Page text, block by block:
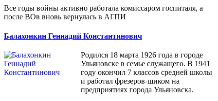
Все годы войны активно работала комиссаром госпиталя, а
после ВОв вновь вернулась в АГПИ
Балахонкин Геннадий Константинович
Родился 18 марта 1926 года в городе
Ульяновске в семье служащего. В 1941
году окончил 7 классов средней школы
и работал фрезеров-щиком на
предприятиях города Ульяновска.